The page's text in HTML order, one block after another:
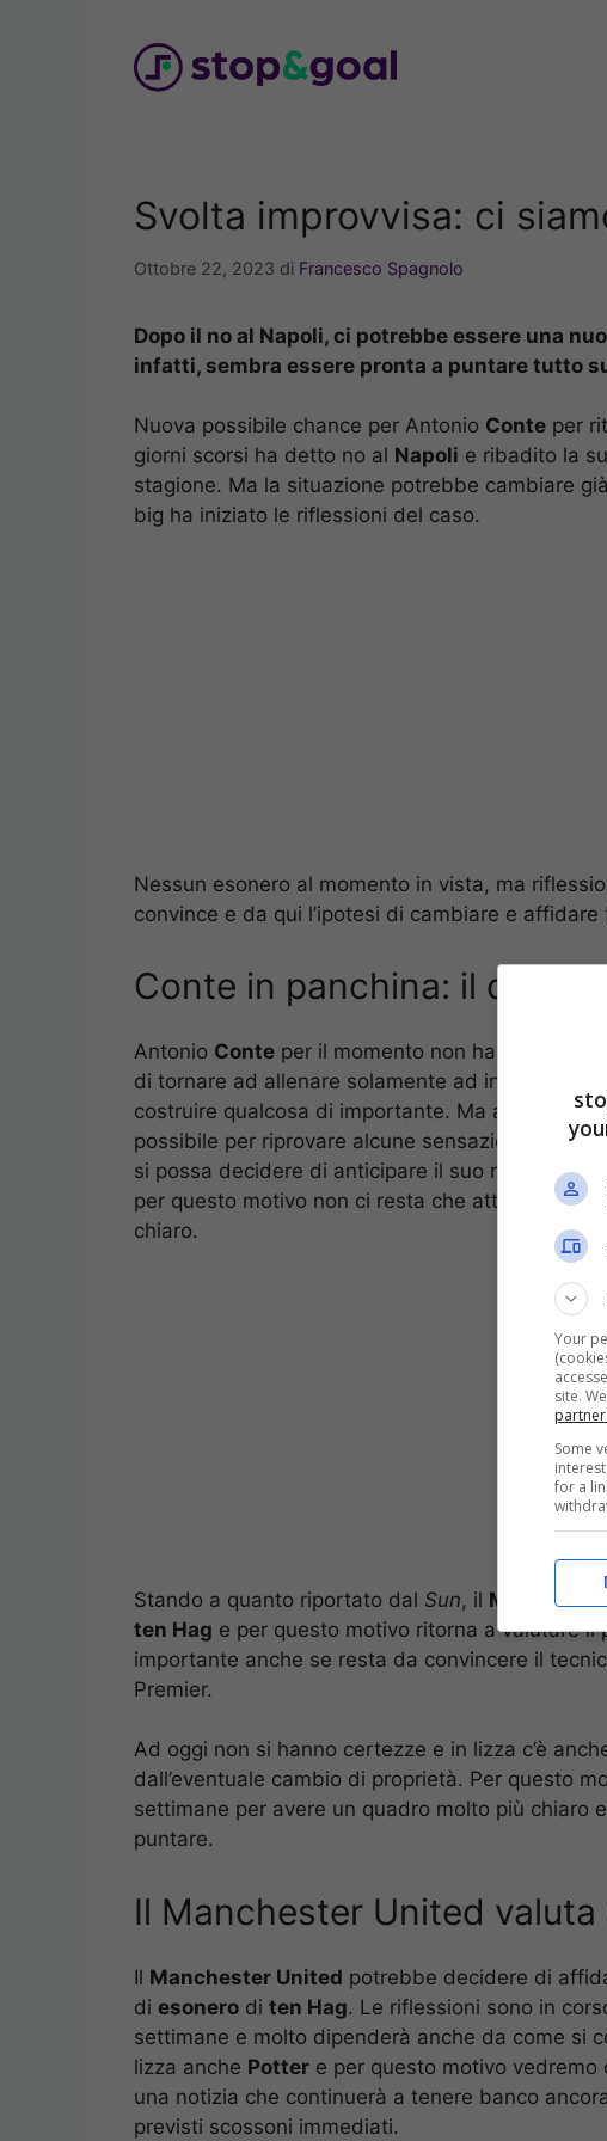
Svolta improvvisa: ci
Ottobre 22, 2023 di Francesco Spagnolo
Dopo il no al Napoli, ci potrebbe essere una
infatti, sembra essere pronta a puntare tutto
Nuova possibile chance per Antonio Conte per
giorni scorsi ha detto no al Napoli e ribadito la
stagione. Ma la situazione potrebbe cambiare
big ha iniziato le riflessioni del caso.
Nessun esonero al momento in vista, ma
convince e da qui l’ipotesi di cambiare e affidare
Conte in panchina: il club ci
Antonio Conte per il momento non ha aperto a
di tornare ad allenare solamente ad inizio
costruire qualcosa di importante. Ma allo stesso
possibile per riprovare alcune sensazioni e non
si possa decidere di anticipare il suo ritorno in
per questo motivo non ci resta che attendere le
chiaro.
Stando a quanto riportato dal Sun, il
ten Hag e per questo motivo ritorna a valutare il
importante anche se resta da convincere il
Premier.
Ad oggi non si hanno certezze e in lizza c’è
dall’eventuale cambio di proprietà. Per questo
settimane per avere un quadro molto più chiaro
puntare.
Il Manchester United valuta
Il Manchester United potrebbe decidere di
di esonero di ten Hag. Le riflessioni sono in
settimane e molto dipenderà anche da come si
lizza anche Potter e per questo motivo
una notizia che continuerà a tenere banco
previsti scossoni immediati.
Your
site.
Some
for a